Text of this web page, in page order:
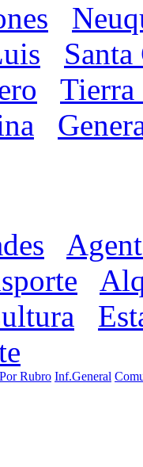
Tierra
Por Rubro Inf.General